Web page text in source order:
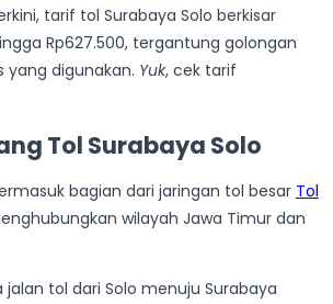
tarif tol Surabaya Solo berkisar
Rp627.500, tergantung golongan
yang digunakan. Yuk, cek tarif
Tol Surabaya Solo
bagian dari jaringan tol besar Tol
wilayah Jawa Timur dan
jalan tol dari Solo menuju Surabaya